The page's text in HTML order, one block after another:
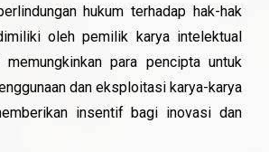
hukum terhadap hak-hak
oleh pemilik karya intelektual
para pencipta untuk
dan eksploitasi karya-karya
insentif bagi inovasi dan